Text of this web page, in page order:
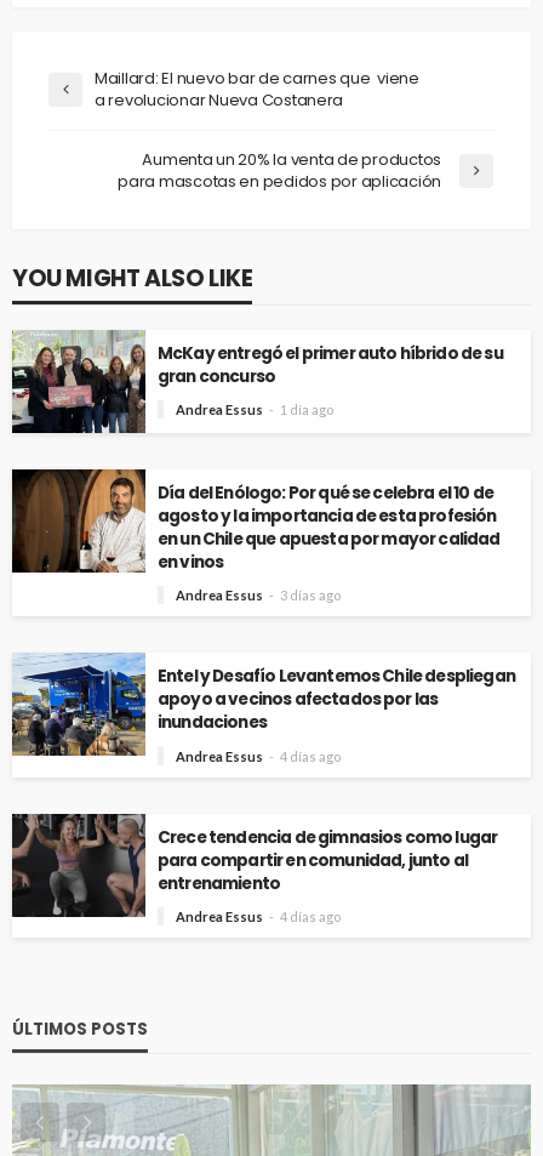
Maillard: El nuevo bar de carnes que viene
a revolucionar Nueva Costanera
Aumenta un 20% la venta de productos
para mascotas en pedidos por aplicación
YOU MIGHT ALSO LIKE
McKay entregó el primer auto híbrido de su
gran concurso
Andrea Essus 1 día ago
Día del Enólogo: Por qué se celebra el 10 de
agosto y la importancia de esta profesión
en un Chile que apuesta por mayor calidad
en vinos
Andrea Essus 3 días ago
Entel y Desafío Levantemos Chile despliegan
apoyo a vecinos afectados por las
inundaciones
Andrea Essus 4 días ago
Crece tendencia de gimnasios como lugar
para compartir en comunidad, junto al
entrenamiento
Andrea Essus 4 días ago
ÚLTIMOS POSTS